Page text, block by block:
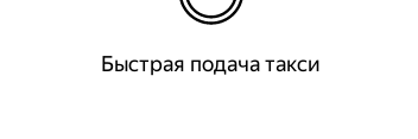
Быстрая подача такси